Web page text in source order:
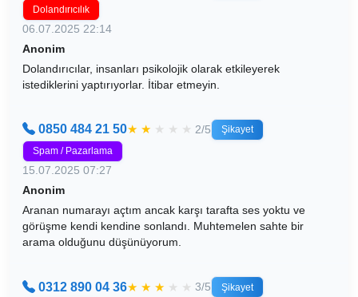
Dolandırıcılık
06.07.2025 22:14
Anonim
Dolandırıcılar, insanları psikolojik olarak etkileyerek
istediklerini yaptırıyorlar. İtibar etmeyin.
0850 484 21 50★ ★ ★ ★ ★ 2/5
Şikayet
Spam / Pazarlama
15.07.2025 07:27
Anonim
Aranan numarayı açtım ancak karşı tarafta ses yoktu ve
görüşme kendi kendine sonlandı. Muhtemelen sahte bir
arama olduğunu düşünüyorum.
0312 890 04 36★ ★ ★ ★ ★ 3/5
Şikayet